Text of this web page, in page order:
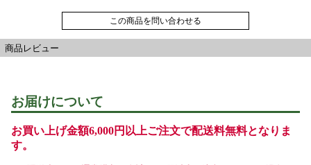
この商品を問い合わせる
商品レビュー